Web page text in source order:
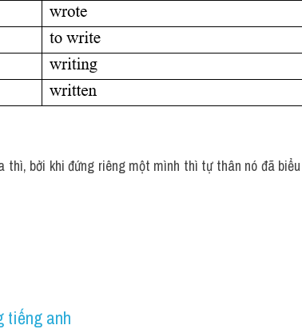
thì, bởi khi đứng riêng một mình thì tự thân nó đã
tiếng anh